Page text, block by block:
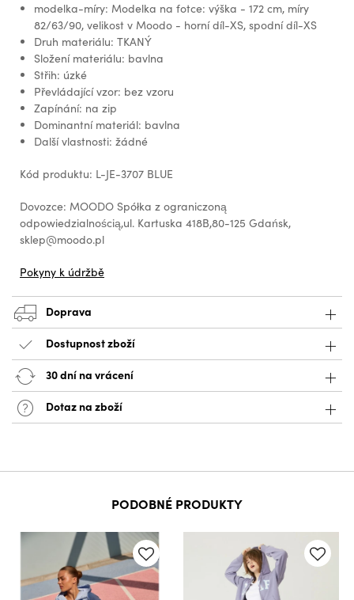
modelka-míry: Modelka na fotce: výška - 172 cm, míry
82/63/90, velikost v Moodo - horní díl-XS, spodní díl-XS
Druh materiálu: TKANÝ
Složení materiálu: bavlna
Střih: úzké
Převládající vzor: bez vzoru
Zapínání: na zip
Dominantní materiál: bavlna
Další vlastnosti: žádné
Kód produktu: L-JE-3707 BLUE
Dovozce: MOODO Spółka z ograniczoną
odpowiedzialnością,ul. Kartuska 418B,80-125 Gdańsk,
sklep@moodo.pl
Pokyny k údržbě
Doprava
Dostupnost zboží
30 dní na vrácení
Dotaz na zboží
PODOBNÉ PRODUKTY